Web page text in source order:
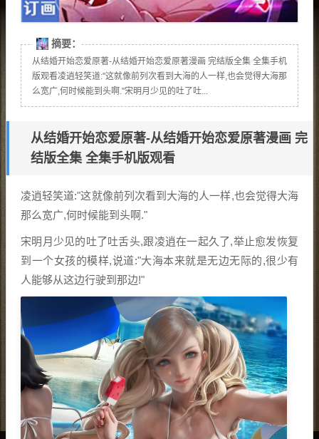
摘要：
从结婚开始恋爱原著-从结婚开始恋爱原著漫画 完结版全集 全集手机
版观看凌逍轻笑道:"这就像前列次看到大海的人一样,也会觉得大海那
么宽广,何时候能到头啊."宋明月少见的吐了吐...
从结婚开始恋爱原著-从结婚开始恋爱原著漫画 完
结版全集 全集手机版观看
凌逍轻笑道:"这就像前列次看到大海的人一样,也会觉得大海
那么宽广,何时候能到头啊."
宋明月少见的吐了吐舌头,跟凌逍在一起久了,举止愈发恢复
到一个女孩的模样,说道:"大海本来就是无边无际的,很少有
人能够从这边行驶到那边!"